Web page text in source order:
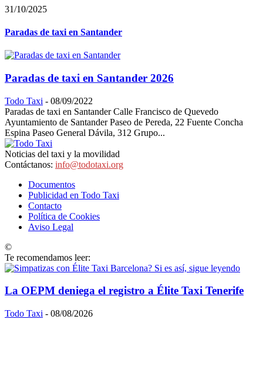
31/10/2025
Paradas de taxi en Santander
Paradas de taxi en Santander 2026
Todo Taxi - 08/09/2022
Paradas de taxi en Santander Calle Francisco de Quevedo
Ayuntamiento de Santander Paseo de Pereda, 22 Fuente Concha
Espina Paseo General Dávila, 312 Grupo...
Noticias del taxi y la movilidad
Contáctanos: info@todotaxi.org
Documentos
Publicidad en Todo Taxi
Contacto
Política de Cookies
Aviso Legal
©
Te recomendamos leer:
La OEPM deniega el registro a Élite Taxi Tenerife
Todo Taxi - 08/08/2026